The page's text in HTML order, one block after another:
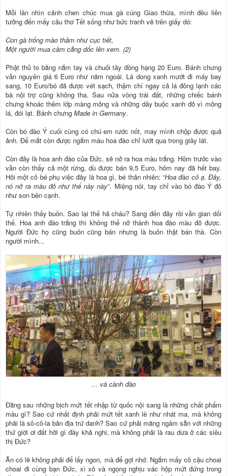
Mỗi lần nhìn cảnh chen chúc mua gà cúng Giao thừa, mình đều liên
tưởng đến mấy câu thơ Tết sống như bức tranh vẽ trên giấy dó:
Con gà trống mào thâm như cục tiết,
Một người mua cầm cẳng dốc lên xem. (2)
Phật thủ to bằng nắm tay và chuối tây đồng hạng 20 Euro. Bánh chưng
vẫn nguyên giá 6 Euro như năm ngoái. Lá dong xanh mướt đi máy bay
sang, 10 Euro/bó đã được vét sạch, thậm chí ngay cả lá đông lạnh các
bà nội trợ cũng không tha. Sau nửa vòng trái đất, những chiếc bánh
chưng khoác thêm lớp màng mỏng và những dây buộc xanh đỏ vì mỏng
lá, đói lạt. Bánh chưng Made in Germany.
Còn bó đào Ý cuối cùng có chú em rước nốt, may mình chộp được quả
ảnh. Để mắt còn được ngắm màu hoa đào chỉ lướt qua trong giây lát.
Còn đây là hoa anh đào của Đức, sẽ nở ra hoa màu trắng. Hôm trước vào
vẫn còn thấy cả một rừng, dù được bán 9,5 Euro, hôm nay đã hết bay.
Hỏi một cô bé phụ việc đây là hoa gì, bé thản nhiên: “Hoa đào cô ạ. Đây,
nó nở ra màu đỏ như thế này này”. Miệng nói, tay chỉ vào bó đào Ý đỏ
như son bên cạnh.
Tự nhiên thấy buồn. Sao lại thế hả cháu? Sang đến đây rồi vẫn gian dối
thế. Hoa anh đào trắng thì không thể nở thành hoa đào màu đỏ được.
Người Đức họ cũng buôn cũng bán nhưng là buôn thật bán thà. Còn
người mình...
... và cành đào
Đằng sau những bịch mứt tết nhập từ quốc nội sang là những chất phẩm
màu gì? Sao cứ nhất định phải mứt tết xanh lè như nhát ma, mà không
phải là sô-cô-la bản địa trứ danh? Sao cứ phải măng ngâm sẵn với những
thứ giời ơi đất hỡi gì đầy khả nghi, mà không phải là rau dưa ở các siêu
thị Đức?
Ăn có lẽ không phải để lấy ngon, mà để gợi nhớ. Ngắm mấy cô cậu choai
choai đi cùng bạn Đức, xì xồ và ngọng nghịu vác hộp mứt đứng trong